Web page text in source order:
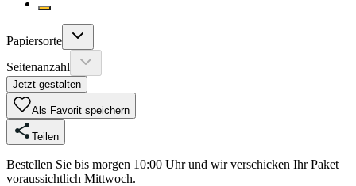
Papiersorte
Seitenanzahl
Jetzt gestalten
Als Favorit speichern
Teilen
Bestellen Sie bis morgen 10:00 Uhr und wir verschicken Ihr Paket
voraussichtlich Mittwoch.